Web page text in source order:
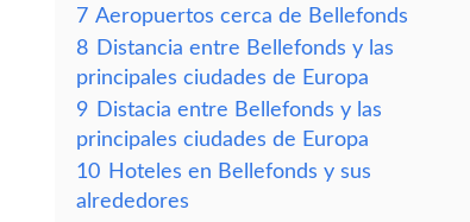
7 Aeropuertos cerca de Bellefonds
8 Distancia entre Bellefonds y las
principales ciudades de Europa
9 Distacia entre Bellefonds y las
principales ciudades de Europa
10 Hoteles en Bellefonds y sus
alrededores